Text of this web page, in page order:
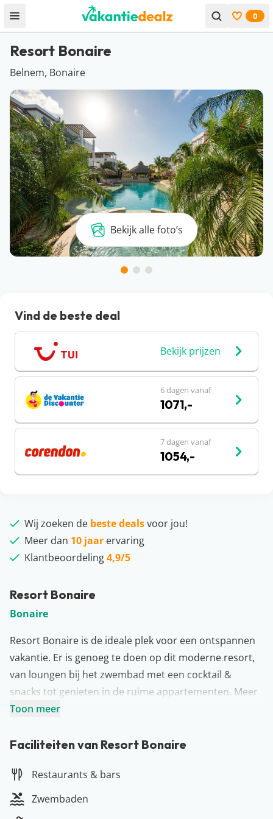
Open menu Bekijk
0
Resort Bonaire
Belnem, Bonaire
Bekijk alle foto’s
Resort Bonaire
Bonaire
Resort Bonaire is de ideale plek voor een ontspannen
vakantie. Er is genoeg te doen op dit moderne resort,
van loungen bij het zwembad met een cocktail &
snacks tot genieten in de ruime appartementen. Meer
van Bonaire zien? Huur dan een auto en verken de vele
bent naar ontspanning of avontuur, Resort Bonaire
verblijf bij Resort Bonaire en ervaar de ultieme,
tropische luxe.
Toon meer
Faciliteiten van Resort Bonaire
Restaurants & bars
Zwembaden
Vind de beste deal
Bekijk prijzen
6 dagen vanaf
1071,-
7 dagen vanaf
1054,-
Wij zoeken de beste dealsvoor jou!
Meer dan 10 jaar ervaring
Klantbeoordeling4,9/5